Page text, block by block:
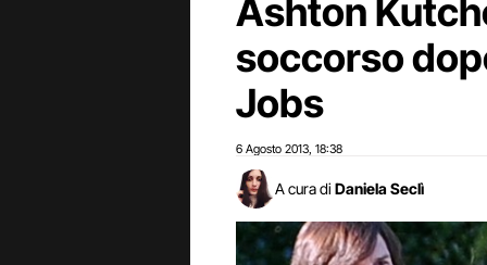
Ashton
soccorso
Jobs
6 Agosto 2013 18:38
A cura di Daniela Seclì